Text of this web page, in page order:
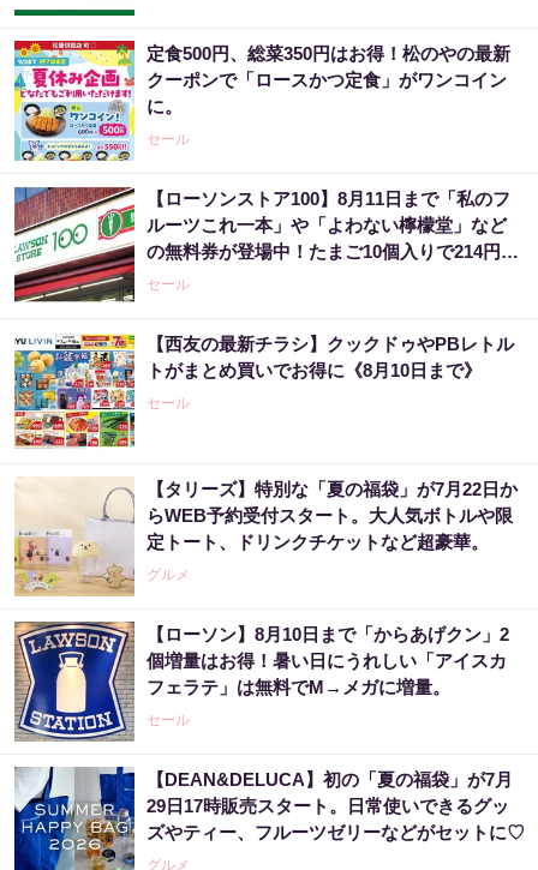
定食500円、総菜350円はお得！松のやの最新
クーポンで「ロースかつ定食」がワンコイン
に。
セール
【ローソンストア100】8月11日まで「私のフ
ルーツこれ一本」や「よわない檸檬堂」など
の無料券が登場中！たまご10個入りで214円な
どのお得企画も見逃せない。
セール
【西友の最新チラシ】クックドゥやPBレトル
トがまとめ買いでお得に《8月10日まで》
セール
【タリーズ】特別な「夏の福袋」が7月22日か
らWEB予約受付スタート。大人気ボトルや限
定トート、ドリンクチケットなど超豪華。
グルメ
【ローソン】8月10日まで「からあげクン」2
個増量はお得！暑い日にうれしい「アイスカ
フェラテ」は無料でM→メガに増量。
セール
【DEAN&DELUCA】初の「夏の福袋」が7月
29日17時販売スタート。日常使いできるグッ
ズやティー、フルーツゼリーなどがセットに♡
グルメ